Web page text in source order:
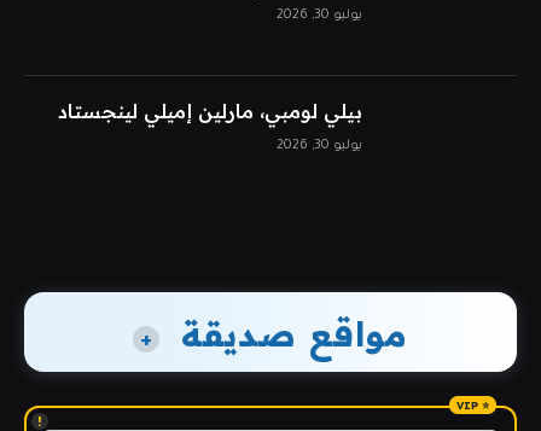
يوليو 30, 2026
بيلي لومبي، مارلين إميلي لينجستاد
يوليو 30, 2026
مواقع صديقة +
!